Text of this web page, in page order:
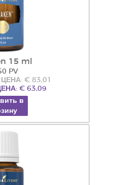
15 ml
PV
€ 83,01
€ 63,09
в